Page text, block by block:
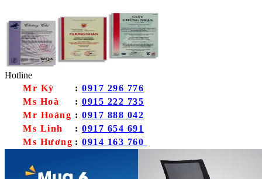
Hotline
Mr Kỳ
: 0917 296 776
Ms Hoà
: 0915 222 735
Mr Hoàng : 0917 888 042
Ms Linh
: 0917 654 691
Ms Hương : 0914 163 760